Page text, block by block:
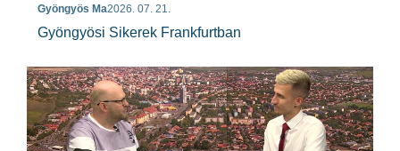
Gyöngyös Ma2026. 07. 21.
Gyöngyösi Sikerek Frankfurtban